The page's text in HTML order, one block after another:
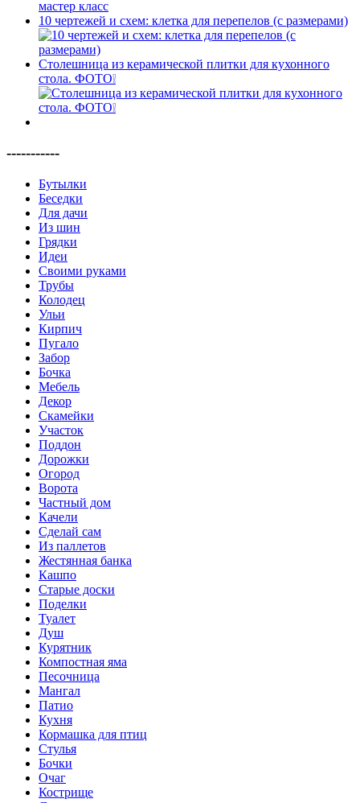
10 чертежей и схем: клетка для перепелов (с размерами)
Столешница из керамической плитки для кухонного
стола. ФОТО❕
-----------
Бутылки
Беседки
Для дачи
Из шин
Грядки
Идеи
Своими руками
Трубы
Колодец
Ульи
Кирпич
Пугало
Забор
Бочка
Мебель
Декор
Скамейки
Участок
Поддон
Дорожки
Огород
Ворота
Частный дом
Качели
Сделай сам
Из паллетов
Жестянная банка
Кашпо
Старые доски
Поделки
Туалет
Душ
Курятник
Компостная яма
Песочница
Мангал
Патио
Кухня
Кормашка для птиц
Стулья
Бочки
Очаг
Кострище